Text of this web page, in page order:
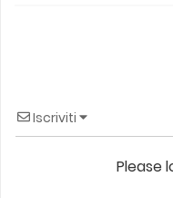
Iscriviti
Please